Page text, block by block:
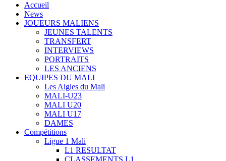
Accueil
News
JOUEURS MALIENS
JEUNES TALENTS
TRANSFERT
INTERVIEWS
PORTRAITS
LES ANCIENS
EQUIPES DU MALI
Les Aigles du Mali
MALI-U23
MALI U20
MALI U17
DAMES
Compétitions
Ligue 1 Mali
L1 RESULTAT
CLASSEMENTS L1